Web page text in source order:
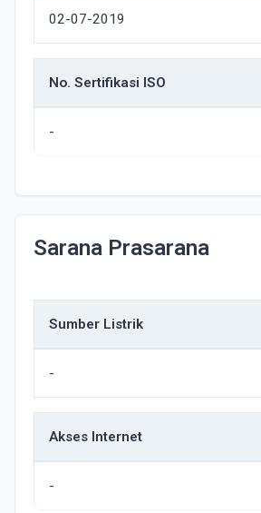
02-07-2019
No. Sertifikasi ISO
-
Sarana Prasarana
Sumber Listrik
-
Akses Internet
-